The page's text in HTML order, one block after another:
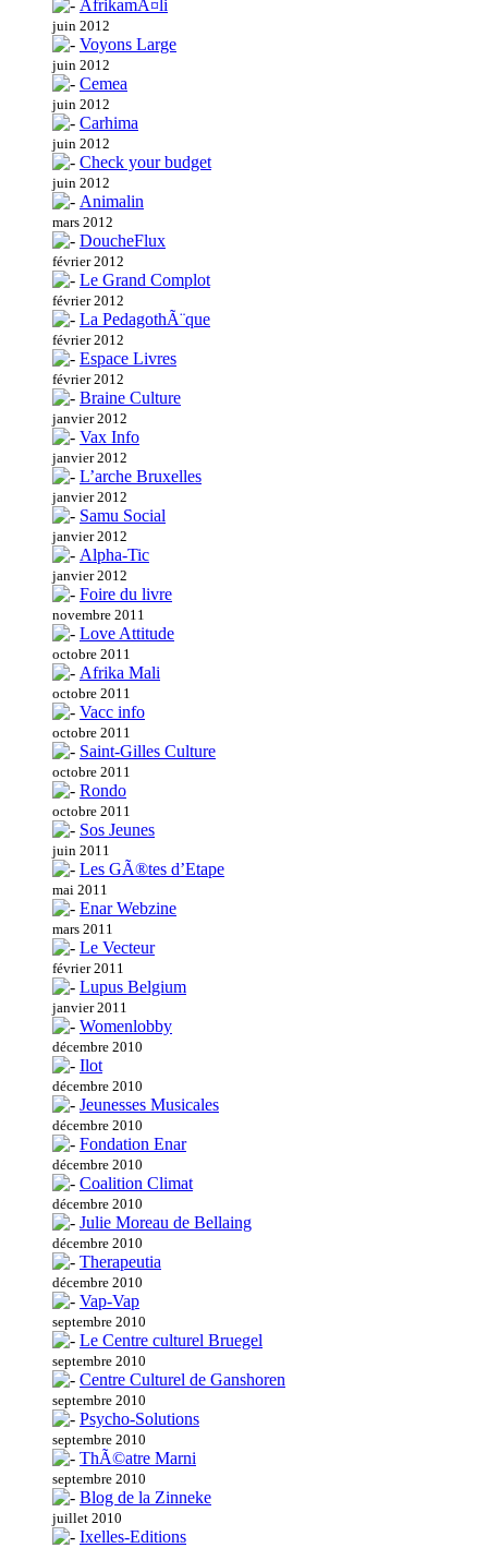
AfrikamÃ¤li
juin 2012
Voyons Large
juin 2012
Cemea
juin 2012
Carhima
juin 2012
Check your budget
juin 2012
Animalin
mars 2012
DoucheFlux
février 2012
Le Grand Complot
février 2012
La PedagothÃ¨que
février 2012
Espace Livres
février 2012
Braine Culture
janvier 2012
Vax Info
janvier 2012
L’arche Bruxelles
janvier 2012
Samu Social
janvier 2012
Alpha-Tic
janvier 2012
Foire du livre
novembre 2011
Love Attitude
octobre 2011
Afrika Mali
octobre 2011
Vacc info
octobre 2011
Saint-Gilles Culture
octobre 2011
Rondo
octobre 2011
Sos Jeunes
juin 2011
Les GÃ®tes d’Etape
mai 2011
Enar Webzine
mars 2011
Le Vecteur
février 2011
Lupus Belgium
janvier 2011
Womenlobby
décembre 2010
Ilot
décembre 2010
Jeunesses Musicales
décembre 2010
Fondation Enar
décembre 2010
Coalition Climat
décembre 2010
Julie Moreau de Bellaing
décembre 2010
Therapeutia
décembre 2010
Vap-Vap
septembre 2010
Le Centre culturel Bruegel
septembre 2010
Centre Culturel de Ganshoren
septembre 2010
Psycho-Solutions
septembre 2010
ThÃ©atre Marni
septembre 2010
Blog de la Zinneke
juillet 2010
Ixelles-Editions